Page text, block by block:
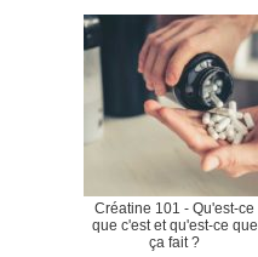
Créatine 101 - Qu'est-ce
que c'est et qu'est-ce que
ça fait ?